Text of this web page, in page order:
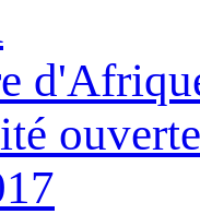
ouverte